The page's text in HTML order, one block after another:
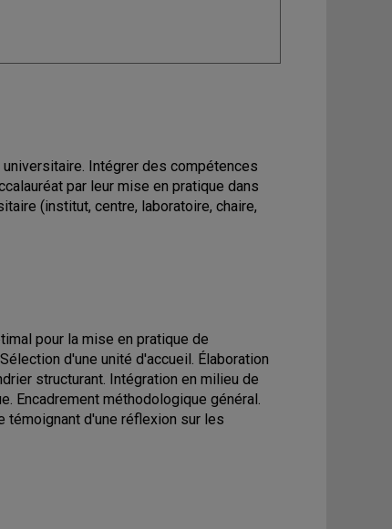
Intégrer des compétences
par leur mise en pratique dans
(institut, centre, laboratoire, chaire,
pour la mise en pratique de
d'une unité d'accueil. Élaboration
structurant. Intégration en milieu de
Encadrement méthodologique général.
témoignant d'une réflexion sur les